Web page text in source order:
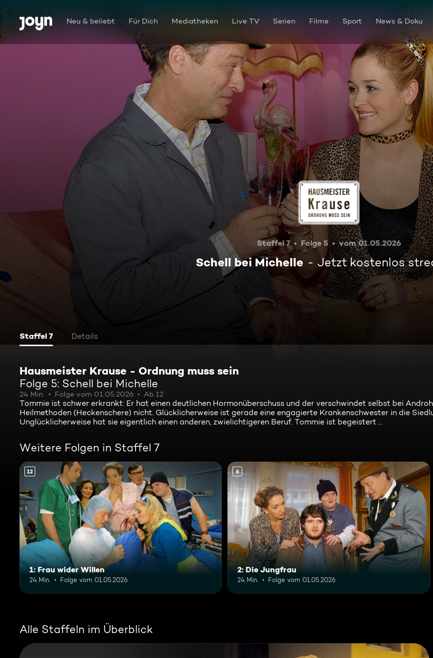
Zum Inhalt springen
Barrierefrei Neu & beliebt Für Dich Mediatheken Live TV Serien Filme Sport News & Doku
Schell bei Michelle
Staffel 7 Folge 5 vom 01.05.2026
Schell bei Michelle Jetzt kostenlos
Staffel 7 Details
Hausmeister Krause - Ordnung muss sein
Folge 5: Schell bei Michelle
24 Min. Folge vom 01.05.2026 Ab 12
Tommie ist schwer erkrankt: Er hat einen deutlichen Hormonüberschuss und der verschwindet selbst bei
Heilmethoden (Heckenschere) nicht. Glücklicherweise ist gerade eine engagierte Krankenschwester in die
Unglücklicherweise hat sie eigentlich einen anderen, zwielichtigeren Beruf. Tommie ist begeistert ...
Weitere Folgen in Staffel 7
12
1: Frau wider Willen
24 Min. Folge vom 01.05.2026
6
2: Die Jungfrau
24 Min. Folge vom 01.05.2026
Alle Staffeln im Überblick